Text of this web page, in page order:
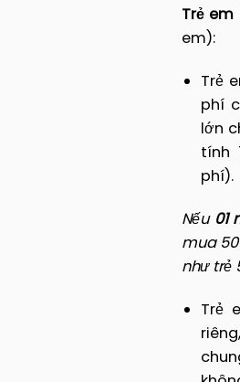
Trẻ em
em):
Trẻ
phí
lớn
tính
phí).
Nếu 01
mua
như trẻ
Trẻ